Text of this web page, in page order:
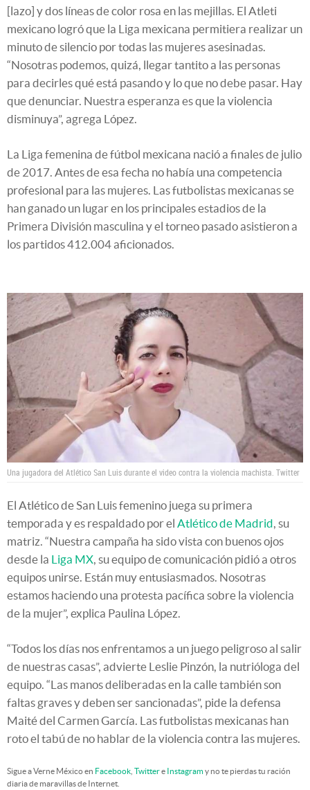
[lazo] y dos líneas de color rosa en las mejillas. El Atleti
mexicano logró que la Liga mexicana permitiera realizar un
minuto de silencio por todas las mujeres asesinadas.
“Nosotras podemos, quizá, llegar tantito a las personas
para decirles qué está pasando y lo que no debe pasar. Hay
que denunciar. Nuestra esperanza es que la violencia
disminuya”, agrega López.
La Liga femenina de fútbol mexicana nació a finales de julio
de 2017. Antes de esa fecha no había una competencia
profesional para las mujeres. Las futbolistas mexicanas se
han ganado un lugar en los principales estadios de la
Primera División masculina y el torneo pasado asistieron a
los partidos 412.004 aficionados.
Una jugadora del Atlético San Luis durante el video contra la violencia machista. Twitter
El Atlético de San Luis femenino juega su primera
temporada y es respaldado por el Atlético de Madrid, su
matriz. “Nuestra campaña ha sido vista con buenos ojos
desde la Liga MX, su equipo de comunicación pidió a otros
equipos unirse. Están muy entusiasmados. Nosotras
estamos haciendo una protesta pacífica sobre la violencia
de la mujer”, explica Paulina López.
“Todos los días nos enfrentamos a un juego peligroso al salir
de nuestras casas”, advierte Leslie Pinzón, la nutrióloga del
equipo. “Las manos deliberadas en la calle también son
faltas graves y deben ser sancionadas”, pide la defensa
Maité del Carmen García. Las futbolistas mexicanas han
roto el tabú de no hablar de la violencia contra las mujeres.
Sigue a Verne México en Facebook Twittere Instagramy no te pierdas tu ración
diaria de maravillas de Internet.